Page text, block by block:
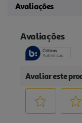
Avaliações